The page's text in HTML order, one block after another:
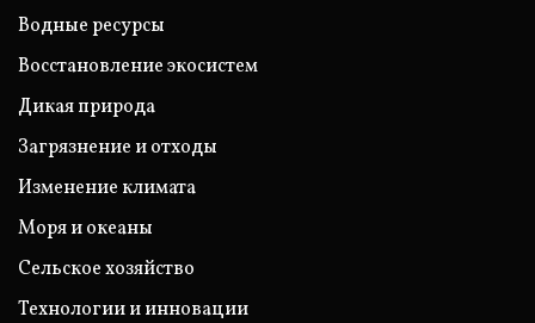
Водные ресурсы
Восстановление экосистем
Дикая природа
Загрязнение и отходы
Изменение климата
Моря и океаны
Сельское хозяйство
Технологии и инновации